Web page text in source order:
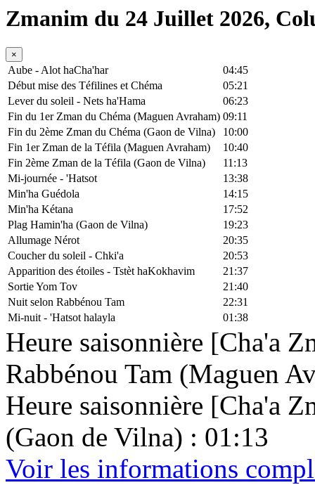
Zmanim du 24 Juillet 2026,
×
Aube - Alot haCha'har
04:45
Début mise des Téfilines et Chéma
05:21
Lever du soleil - Nets ha'Hama
06:23
Fin du 1er Zman du Chéma (Maguen Avraham) 09:11
Fin du 2ème Zman du Chéma (Gaon de Vilna)
10:00
Fin 1er Zman de la Téfila (Maguen Avraham)
10:40
Fin 2ème Zman de la Téfila (Gaon de Vilna)
11:13
Mi-journée - 'Hatsot
13:38
Min'ha Guédola
14:15
Min'ha Kétana
17:52
Plag Hamin'ha (Gaon de Vilna)
19:23
Allumage Nérot
20:35
Coucher du soleil - Chki'a
20:53
Apparition des étoiles - Tstèt haKokhavim
21:37
Sortie Yom Tov
21:40
Nuit selon Rabbénou Tam
22:31
Mi-nuit - 'Hatsot halayla
01:38
Heure saisonnière [Cha'a
Rabbénou Tam (Maguen
Heure saisonnière [Cha'a
(Gaon de Vilna) : 01:13
Voir les informations